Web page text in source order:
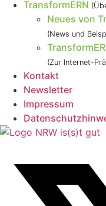
TransformERN
Neues von
(News und
(Zur Internet-
Kontakt
Newsletter
Impressum